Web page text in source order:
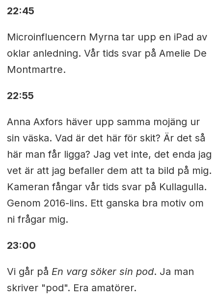
22:45
Microinfluencern Myrna tar upp en iPad av
oklar anledning. Vår tids svar på Amelie De
Montmartre.
22:55
Anna Axfors häver upp samma mojäng ur
sin väska. Vad är det här för skit? Är det så
här man får ligga? Jag vet inte, det enda jag
vet är att jag befaller dem att ta bild på mig.
Kameran fångar vår tids svar på Kullagulla.
Genom 2016-lins. Ett ganska bra motiv om
ni frågar mig.
23:00
Vi går på En varg söker sin pod. Ja man
skriver "pod". Era amatörer.